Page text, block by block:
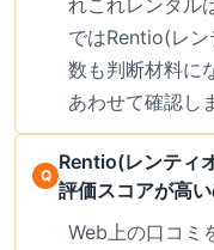
ではRentio(レ
数も判断材料に
あわせて確認し
Rentio(レンティ
評価スコアが高
Web上の口コミ